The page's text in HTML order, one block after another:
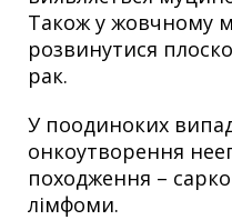
Також у жовчному
розвинутися
рак.
У поодиноких
онкоутворення
походження –
лімфоми.